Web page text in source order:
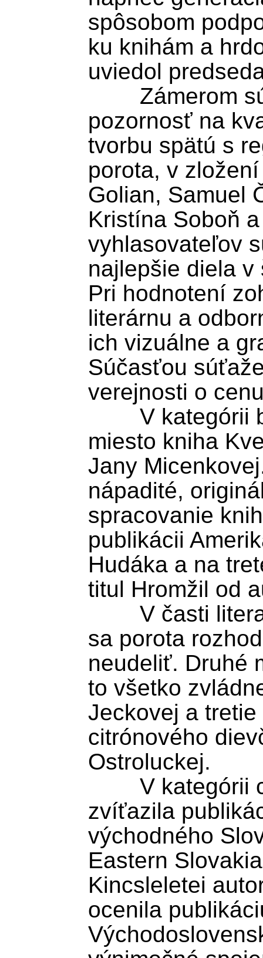
spôsobom
ku knihám a
uviedol
pozornosť na
tvorbu spätú s
porota, v
Golian, Samuel
Kristína Soboň
vyhlasovateľov
najlepšie diela
Pri hodnotení
literárnu a
ich vizuálne a
Súčasťou
verejnosti o
miesto kniha
Jany
nápadité,
spracovanie
publikácii
Hudáka a na
titul Hromžil od
sa porota
neudeliť. Druhé
to všetko
Jeckovej a
citrónového
Ostroluckej.
zvíťazila
východného
Eastern
Kincsleletei
ocenila